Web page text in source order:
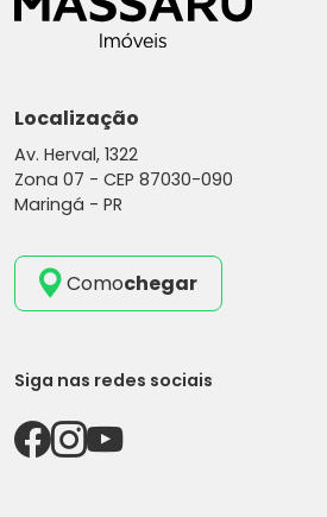
Localização
Av. Herval, 1322
Zona 07 - CEP 87030-090
Maringá - PR
Comochegar
Siga nas redes sociais